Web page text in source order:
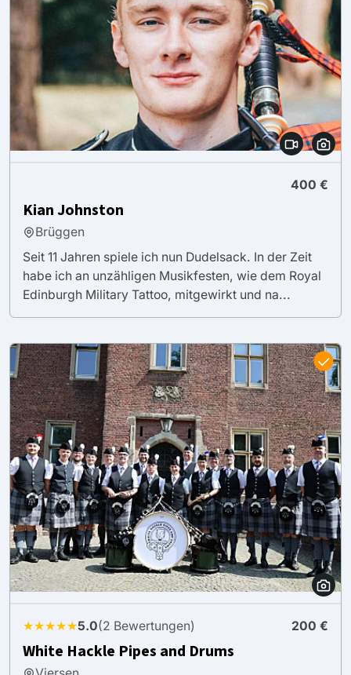
400 €
Kian Johnston
Brüggen
Seit 11 Jahren spiele ich nun Dudelsack. In der Zeit
habe ich an unzähligen Musikfesten, wie dem Royal
Edinburgh Military Tattoo, mitgewirkt und na...
★★★★★5.0(2 Bewertungen) 200 €
White Hackle Pipes and Drums